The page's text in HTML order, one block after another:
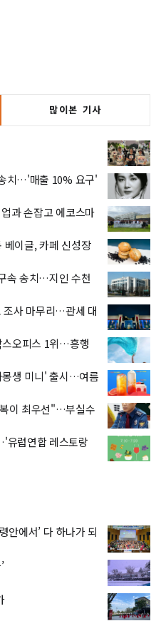
많이본 기사
치…'매출 10% 요구'
과 손잡고 에코스마
이글, 카페 신성장
속 송치…지인 수천
조사 마무리…관세 대
스오피스 1위…흥행
몽생 미니' 출시…여름
이 최우선"…부실수
유럽연합 레스토랑
안에서’ 다 하나가 되